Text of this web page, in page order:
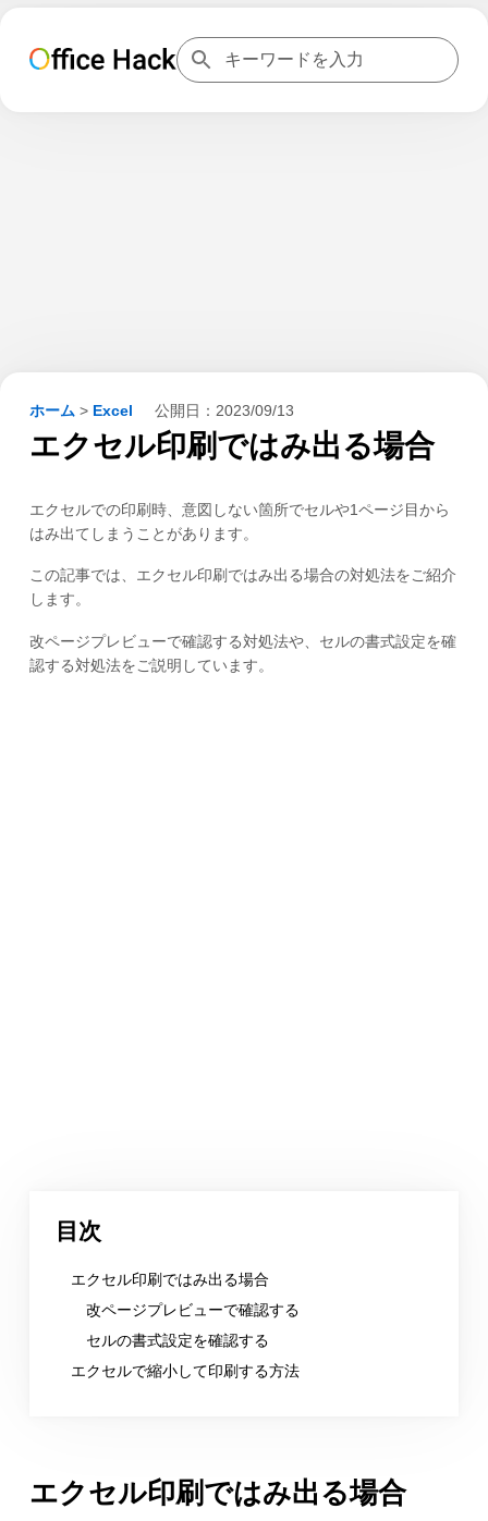
ホーム > Excel 公開日： 2023/09/13
エクセル印刷ではみ出る場合
エクセルでの印刷時、意図しない箇所でセルや1ページ目から
はみ出てしまうことがあります。
この記事では、エクセル印刷ではみ出る場合の対処法をご紹介
します。
改ページプレビューで確認する対処法や、セルの書式設定を確
認する対処法をご説明しています。
目次
エクセル印刷ではみ出る場合
改ページプレビューで確認する
セルの書式設定を確認する
エクセルで縮小して印刷する方法
エクセル印刷ではみ出る場合